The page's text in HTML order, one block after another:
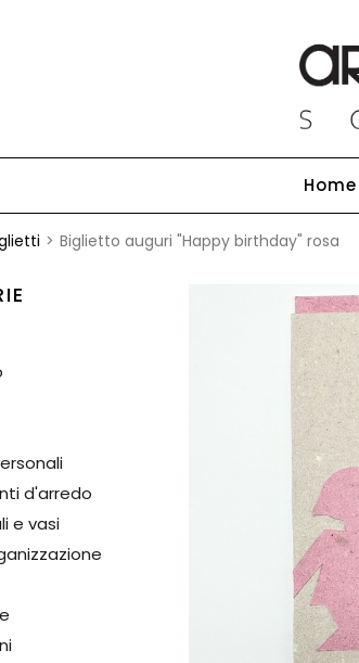
Home
Biglietto auguri "Happy birthday" rosa
d'arredo
e vasi